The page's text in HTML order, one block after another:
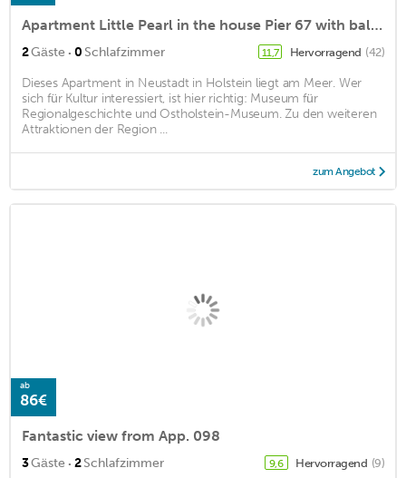
Apartment Little Pearl in the house Pier 67 with balcony in Neustadt
2Gäste · 0 Schlafzimmer 11,7 Hervorragend (42)
Dieses Apartment in Neustadt in Holstein liegt am Meer. Wer
sich für Kultur interessiert, ist hier richtig: Museum für
Regionalgeschichte und Ostholstein-Museum. Zu den weiteren
Attraktionen der Region ...
zum Angebot
ab
86€
Fantastic view from App. 098
3Gäste · 2Schlafzimmer 9,6 Hervorragend (9)